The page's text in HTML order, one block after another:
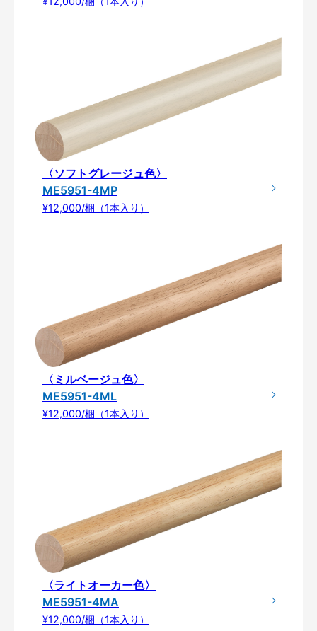
〈ソフトグレージュ色〉
ME5951-4MP
¥12,000/梱（1本入り）
〈ミルベージュ色〉
ME5951-4ML
¥12,000/梱（1本入り）
〈ライトオーカー色〉
ME5951-4MA
¥12,000/梱（1本入り）